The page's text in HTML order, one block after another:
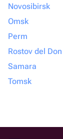
Novosibirsk
Omsk
Perm
Rostov del Don
Samara
Tomsk